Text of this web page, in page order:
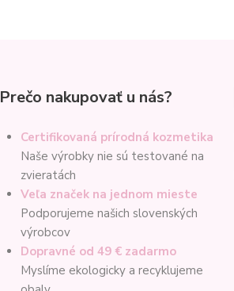
Prečo nakupovať u nás?
Certifikovaná prírodná kozmetika
Naše výrobky nie sú testované na
zvieratách
Veľa značek na jednom mieste
Podporujeme našich slovenských
výrobcov
Dopravné od 49 € zadarmo
Myslíme ekologicky a recyklujeme